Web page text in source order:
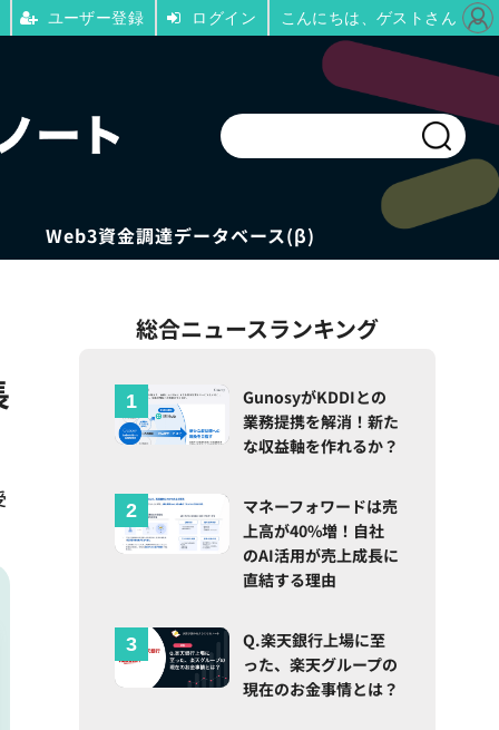
Web3資金調達データベース(β)
総合ニュースランキング
GunosyがKDDIとの
業務提携を解消！新た
な収益軸を作れるか？
マネーフォワードは売
上高が40%増！自社
のAI活用が売上成長に
直結する理由
Q.楽天銀行上場に至
った、楽天グループの
現在のお金事情とは？
ユーザー登録 ログイン こんにちは、ゲストさん